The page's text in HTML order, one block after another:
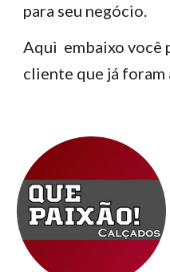
para seu negócio.
Aqui embaixo você
cliente que já